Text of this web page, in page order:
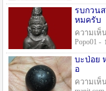
รบกวน
หมครับ
ความเห็
Popo01 -
บะป่อย
อ
ความเห็